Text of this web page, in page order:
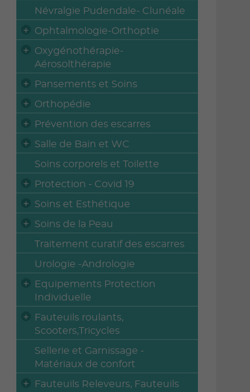
Névralgie Pudendale- Clunéale
Ophtalmologie-Orthoptie
Oxygénothérapie-
Aérosolthérapie
Pansements et Soins
Orthopédie
Prévention des escarres
Salle de Bain et WC
Soins corporels et Toilette
Protection - Covid 19
Soins et Esthétique
Soins de la Peau
Traitement curatif des escarres
Urologie -Andrologie
Equipements Protection
Individuelle
Fauteuils roulants,
Scooters,Tricycles
Sellerie et Garnissage -
Matériaux de confort
Fauteuils Releveurs, Fauteuils